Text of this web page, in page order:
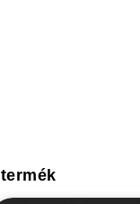
termék